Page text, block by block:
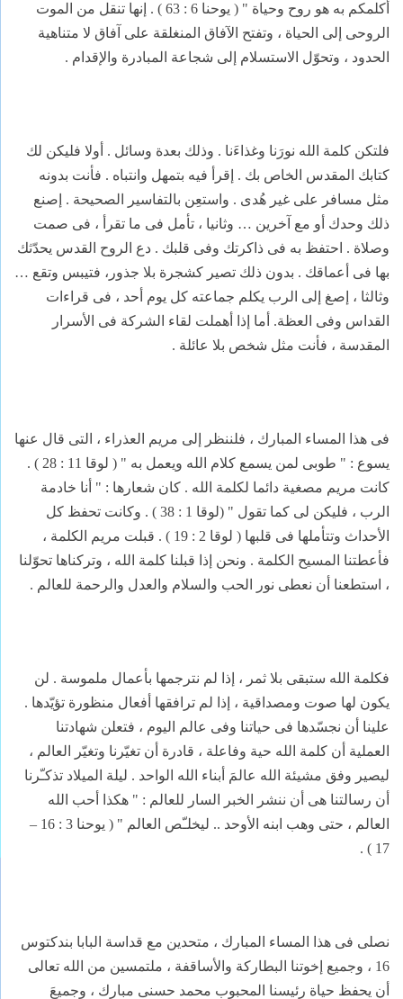
أكلمكم به هو روح وحياة " ( يوحنا 6 : 63 ) . إنها تنقل من الموت
الروحى إلى الحياة ، وتفتح الآفاق المنغلقة على آفاق لا متناهية
الحدود ، وتحوّل الاستسلام إلى شجاعة المبادرة والإقدام .
فلتكن كلمة الله نورَنا وغذاءَنا . وذلك بعدة وسائل . أولا فليكن لك
كتابك المقدس الخاص بك . إقرأ فيه بتمهل وانتباه . فأنت بدونه
مثل مسافر على غير هُدى . واستعِن بالتفاسير الصحيحة . إصنع
ذلك وحدك أو مع آخرين … وثانيا ، تأمل فى ما تقرأ ، فى صمت
وصلاة . احتفظ به فى ذاكرتك وفى قلبك . دع الروح القدس يحدّثك
بها فى أعماقك . بدون ذلك تصير كشجرة بلا جذور، فتيبس وتقع …
وثالثا ، إصغ إلى الرب يكلم جماعته كل يوم أحد ، فى قراءات
القداس وفى العظة. أما إذا أهملت لقاء الشركة فى الأسرار
المقدسة ، فأنت مثل شخص بلا عائلة .
فى هذا المساء المبارك ، فلننظر إلى مريم العذراء ، التى قال عنها
يسوع : " طوبى لمن يسمع كلام الله ويعمل به " ( لوقا 11 : 28 ) .
كانت مريم مصغية دائما لكلمة الله . كان شعارها : " أنا خادمة
الرب ، فليكن لى كما تقول " (لوقا 1 : 38 ) . وكانت تحفظ كل
الأحداث وتتأملها فى قلبها ( لوقا 2 : 19 ) . قبلت مريم الكلمة ،
فأعطتنا المسيح الكلمة . ونحن إذا قبلنا كلمة الله ، وتركناها تحوّلنا
، استطعنا أن نعطى نور الحب والسلام والعدل والرحمة للعالم .
فكلمة الله ستبقى بلا ثمر ، إذا لم نترجمها بأعمال ملموسة . لن
يكون لها صوت ومصداقية ، إذا لم ترافقها أفعال منظورة تؤيّدها .
علينا أن نجسّدها فى حياتنا وفى عالم اليوم ، فتعلن شهادتنا
العملية أن كلمة الله حية وفاعلة ، قادرة أن تغيّرنا وتغيّر العالم ،
ليصير وفق مشيئة الله عالمَ أبناء الله الواحد . ليلة الميلاد تذكـّرنا
أن رسالتنا هى أن ننشر الخبر السار للعالم : " هكذا أحب الله
العالم ، حتى وهب ابنه الأوحد .. ليخلـّص العالم " ( يوحنا 3 : 16 –
17 ) .
نصلى فى هذا المساء المبارك ، متحدين مع قداسة البابا بندكتوس
16 ، وجميع إخوتنا البطاركة والأساقفة ، ملتمسين من الله تعالى
أن يحفظ حياة رئيسنا المحبوب محمد حسنى مبارك ، وجميعَ